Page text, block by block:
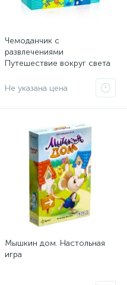
Чемоданчик с
развлечениями
Путешествие вокруг света
Не указана цена
Мышкин дом. Настольная
игра